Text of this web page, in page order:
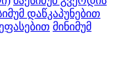
დაწკაპუნებით
მინიმუმ